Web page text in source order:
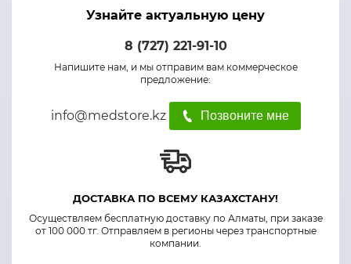
Узнайте актуальную цену
8 (727) 221-91-10
Напишите нам, и мы отправим вам коммерческое
предложение:
info@medstore.kz Позвоните мне
ДОСТАВКА ПО ВСЕМУ КАЗАХСТАНУ!
Осуществляем бесплатную доставку по Алматы, при заказе
от 100 000 тг. Отправляем в регионы через транспортные
компании.